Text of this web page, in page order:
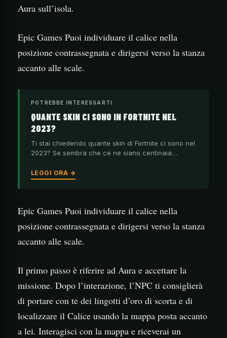
Aura sull’isola.
Epic Games Puoi individuare il calice nella
posizione contrassegnata e dirigersi verso la stanza
accanto alle scale.
POTREBBE INTERESSARTI
QUANTE SKIN CI SONO IN FORTNITE NEL
2023?
Ti stai chiedendo quante skin di Fortnite ci sono nel
2023? Se sembra che ce ne siano centinaia…
LEGGI ORA →
Epic Games Puoi individuare il calice nella
posizione contrassegnata e dirigersi verso la stanza
accanto alle scale.
Il primo passo è riferire ad Aura e accettare la
missione. Dopo l’interazione, l’NPC ti consiglierà
di portare con te dei lingotti d’oro di scorta e di
localizzare il Calice usando la mappa posta accanto
a lei. Interagisci con la mappa e riceverai un